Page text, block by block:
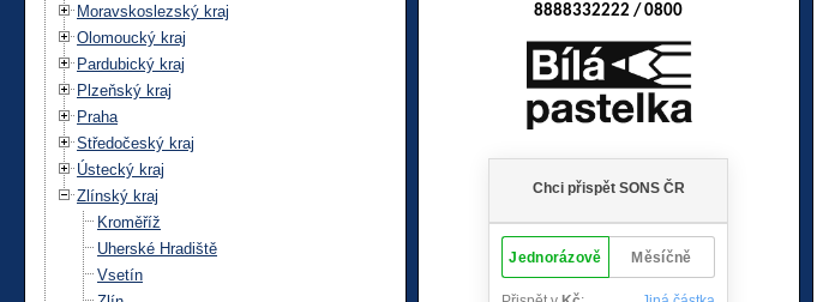
Moravskoslezský kraj
Olomoucký kraj
Pardubický kraj
Plzeňský kraj
Praha
Středočeský kraj
Ústecký kraj
Zlínský kraj
Kroměříž
Uherské Hradiště
Vsetín
8888332222 / 0800